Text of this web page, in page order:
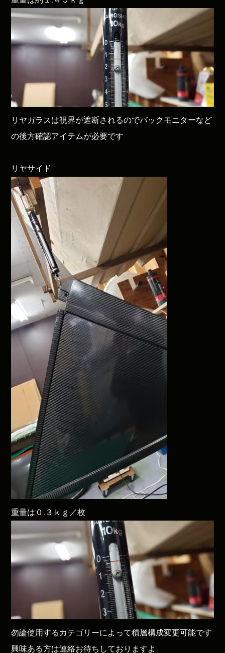
リヤガラスは視界が遮断されるのでバックモニターなど
の後方確認アイテムが必要です
リヤサイド
重量は０.３ｋｇ／枚
勿論使用するカテゴリーによって積層構成変更可能です
興味ある方は連絡お待ちしておりますよ